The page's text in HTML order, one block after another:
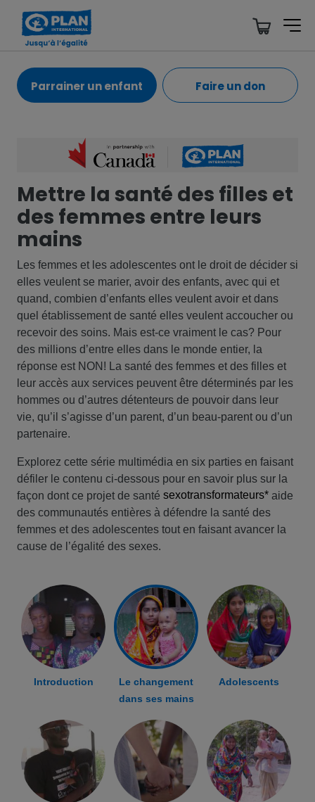
Parrainer un enfant Faire un don
Mettre la santé des filles et
des femmes entre leurs
mains
Les femmes et les adolescentes ont le droit de décider si
elles veulent se marier, avoir des enfants, avec qui et
quand, combien d’enfants elles veulent avoir et dans
quel établissement de santé elles veulent accoucher ou
recevoir des soins. Mais est-ce vraiment le cas? Pour
des millions d’entre elles dans le monde entier, la
réponse est NON! La santé des femmes et des filles et
leur accès aux services peuvent être déterminés par les
hommes ou d’autres détenteurs de pouvoir dans leur
vie, qu’il s’agisse d’un parent, d’un beau-parent ou d’un
partenaire.
Explorez cette série multimédia en six parties en faisant
défiler le contenu ci-dessous pour en savoir plus sur la
façon dont ce projet de santé sexotransformateurs* aide
des communautés entières à défendre la santé des
femmes et des adolescentes tout en faisant avancer la
cause de l’égalité des sexes.
Introduction
Le changement
dans ses mains
Adolescents